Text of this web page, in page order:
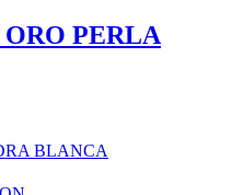
ORO PERLA
BLANCA